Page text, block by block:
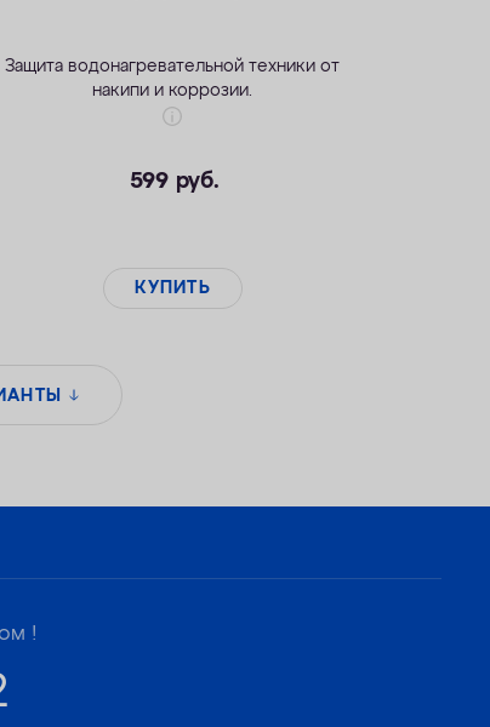
Защита водонагревательной техники от
накипи и коррозии.
599 руб.
КУПИТЬ
!